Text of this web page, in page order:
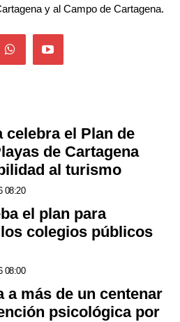
y al Campo de Cartagena.
celebra el Plan de
de Cartagena
al turismo
08:20
el plan para
colegios públicos
08:00
a más de un centenar
psicológica por